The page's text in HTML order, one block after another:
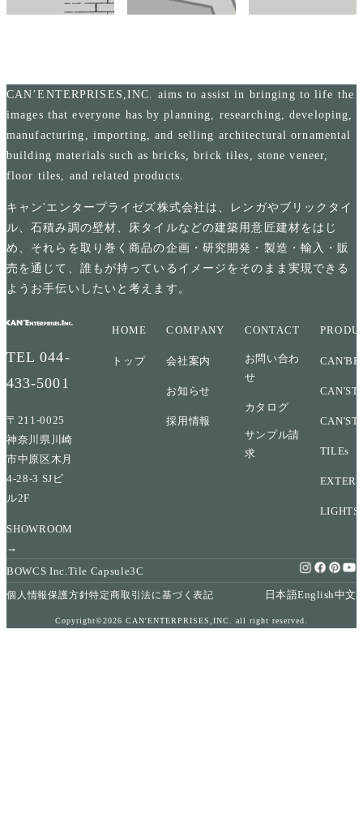
CAN’ENTERPRISES,INC. aims to assist in bringing to life the
images that everyone has by planning, researching, developing,
manufacturing, importing, and selling architectural ornamental
building materials such as bricks, brick tiles, stone veneer,
floor tiles, and related products.
キャン'エンタープライゼズ株式会社は、レンガやブリックタイ
ル、石積み調の壁材、床タイルなどの建築用意匠建材をはじ
め、それらを取り巻く商品の企画・研究開発・製造・輸入・販
売を通じて、誰もが持っているイメージをそのまま実現できる
ようお手伝いしたいと考えます。
TEL044-
433-5001
〒211-0025
神奈川県川崎
市中原区木月
4-28-3 SJビ
ル2F
SHOWROOM
→
HOME
トップ
COMPANY
会社案内
お知らせ
採用情報
CONTACT
お問い合わ
せ
カタログ
サンプル請
求
TILEs
LIGHTS
BOWCS Inc.Tile Capsule3C
個人情報保護方針特定商取引法に基づく表記 日本語English中文
Copyright©2026 CAN'ENTERPRISES,INC. all right reserved.